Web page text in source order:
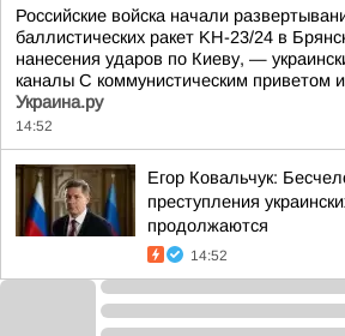
Российские войска начали
баллистических ракет KН-23/24 в
нанесения ударов по Киеву, —
каналы С коммунистическим приветом
Украина.ру
14:52
Егор Ковальчук:
преступления
продолжаются
14:52